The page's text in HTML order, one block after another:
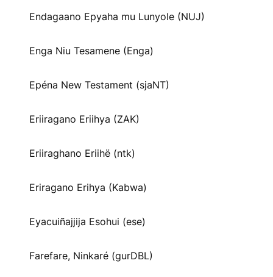
Endagaano Epyaha mu Lunyole (NUJ)
Enga Niu Tesamene (Enga)
Epéna New Testament (sjaNT)
Eriiragano Eriihya (ZAK)
Eriiraghano Eriihë (ntk)
Eriragano Erihya (Kabwa)
Eyacuiñajjija Esohui (ese)
Farefare, Ninkaré (gurDBL)